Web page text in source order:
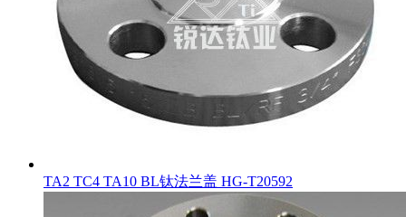
TA2 TC4 TA10 BL钛法兰盖 HG-T20592